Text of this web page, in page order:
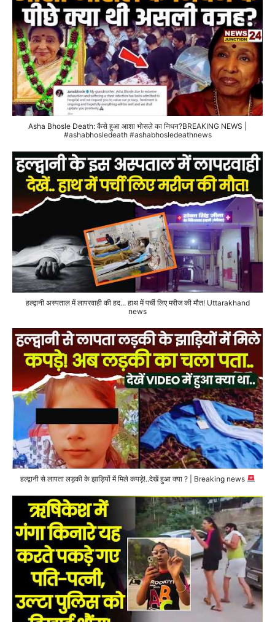
Asha Bhosle Death: कैसे हुआ आशा भोसले का निधन?BREAKING NEWS |
#ashabhosledeath #ashabhosledeathnews
हल्द्वानी अस्पताल में लापरवाही की हद... हाथ में पर्ची लिए मरीज की मौत! Uttarakhand
news
हल्द्वानी से लापता लड़की के झाड़ियों में मिले कपड़े!..देखें हुआ क्या ? | Breaking news